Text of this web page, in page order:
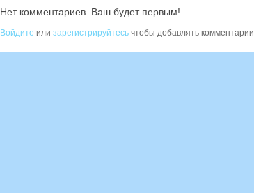
Нет комментариев. Ваш будет первым!
Войдите или зарегистрируйтесь чтобы добавлять комментарии